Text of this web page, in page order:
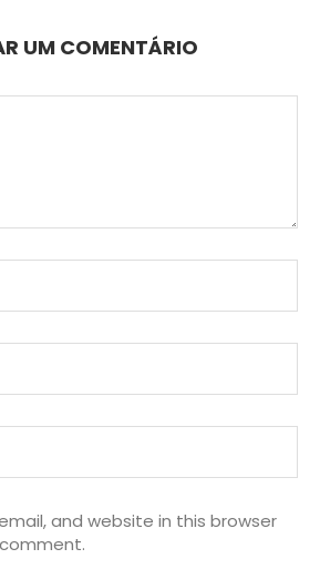
UM COMENTÁRIO
and website in this browser